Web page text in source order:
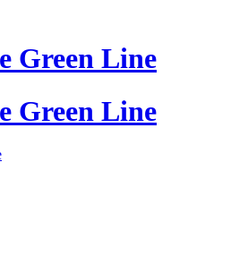
Green Line
Green Line